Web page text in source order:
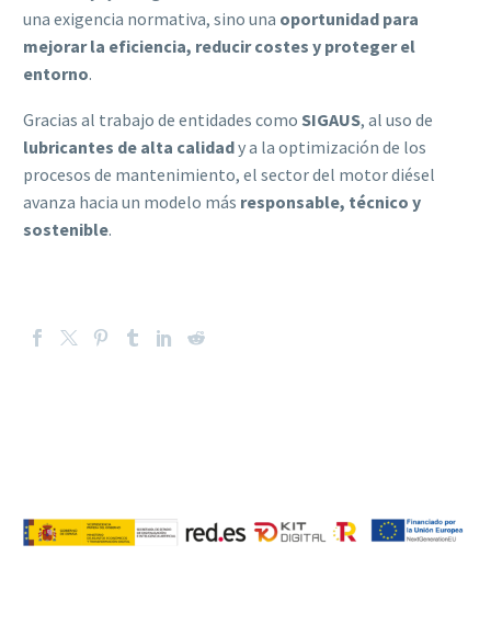
una exigencia normativa, sino una oportunidad para
mejorar la eficiencia, reducir costes y proteger el
entorno.
Gracias al trabajo de entidades como SIGAUS, al uso de
lubricantes de alta calidady a la optimización de los
procesos de mantenimiento, el sector del motor diésel
avanza hacia un modelo más responsable, técnico y
sostenible.